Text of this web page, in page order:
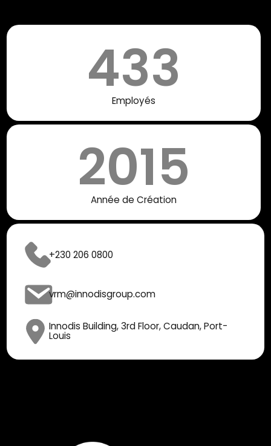
433
Employés
2015
Année de Création
+230 206 0800
vrm@innodisgroup.com
Innodis Building, 3rd Floor, Caudan, Port-
Louis